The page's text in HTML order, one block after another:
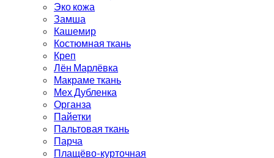
Эко кожа
Замша
Кашемир
Костюмная ткань
Креп
Лён Марлёвка
Макраме ткань
Мех Дубленка
Органза
Пайетки
Пальтовая ткань
Парча
Плащёво-курточная